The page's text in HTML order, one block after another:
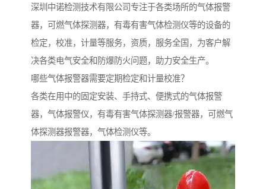
深圳中诺检测技术有限公司专注于各类场所的气体报警
器，可燃气体探测器，有毒有害气体检测仪等的设备的
检定，校准，计量等服务，资质，服务全国，为客户解
决各类电气安全和防爆防火问题，助力安全生产。
哪些气体报警器需要定期检定和计量校准？
各类在用中的固定安装、手持式、便携式的气体报警
器，气体报警仪，有毒有害气体探测器/报警器，可燃气
体探测器报警器，气体检测仪等。